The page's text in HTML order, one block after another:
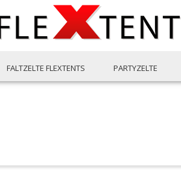
FALTZELTE FLEXTENTS PARTYZELTE